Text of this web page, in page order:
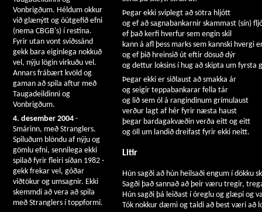
Vonbrigðum. Héldum okkur
við glænýtt og óútgefið efni
(nema CBGB's) í restina.
Fyrir utan vont sviðssánd
gekk bara eiginlega nokkuð
vel, nýju lögin virkuðu vel.
Annars frábært kvöld og
gaman að spila aftur með
Taugadeildinni og
Vonbrigðum.
4. desember 2004 -
Smárinn, með Stranglers.
Spiluðum blöndu af nýju og
gömlu efni, sennilega ekki
spilað fyrir fleiri síðan 1982 -
gekk frekar vel, góðar
viðtökur og umsagnir. Ekki
skemmdi að vera að spila
með Stranglers í toppformi.
Þegar ekki sviplegt að sötra hljótt
og ef að sagnabankarnir skammast (sín)
ef það kerfi hverfur sem engin skil
kann á afl þess marks sem kannski hvergi
og ef þið hreinsið út eftir dösuð dýr
og dettur loksins í hug að skipta um fyrsta
Þegar ekki er siðlaust að smakka ár
og seigir teppabankarar fella tár
og lið sem ól á rangindinum grímulaust
verður lagt af hér fyrir næsta haust
þegar bardagakvæðin verða eitt og eitt
og öll um landið dreifast fyrir ekki neitt.
Litir
Hún sagði að hún heilsaði engum í dökku
Sagði það sannað að þeir væru tregir,
Hún sagði þá leiðast í óreglu og glæpi og
Tók nokkur dæmi og taldi að best væri að